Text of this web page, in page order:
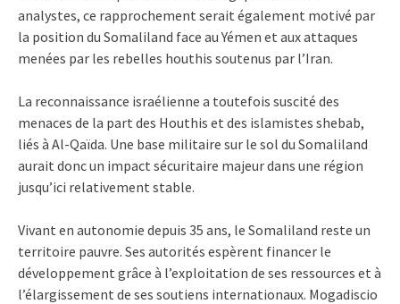
analystes, ce rapprochement serait également motivé par
la position du Somaliland face au Yémen et aux attaques
menées par les rebelles houthis soutenus par l’Iran.
La reconnaissance israélienne a toutefois suscité des
menaces de la part des Houthis et des islamistes shebab,
liés à Al-Qaïda. Une base militaire sur le sol du Somaliland
aurait donc un impact sécuritaire majeur dans une région
jusqu’ici relativement stable.
Vivant en autonomie depuis 35 ans, le Somaliland reste un
territoire pauvre. Ses autorités espèrent financer le
développement grâce à l’exploitation de ses ressources et à
l’élargissement de ses soutiens internationaux. Mogadiscio